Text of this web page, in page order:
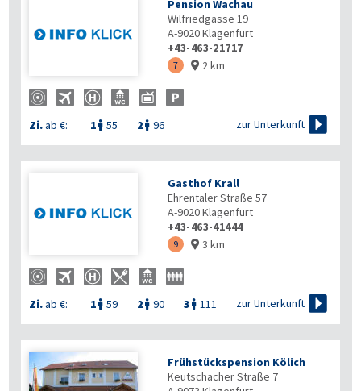
Pension Wachau
Wilfriedgasse 19
A-9020Klagenfurt
+43-463-21717
7  2 km
Zi.ab €: 1  55 2  96 zur Unterkunft 
Gasthof Krall
Ehrentaler Straße 57
A-9020Klagenfurt
+43-463-41444
9  3 km
Zi.ab €: 1  59 2  90 3  111 zur Unterkunft 
Frühstückspension Kölich
Keutschacher Straße 7